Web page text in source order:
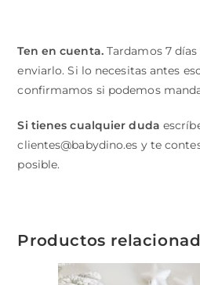
Ten en cuenta. Tardamos 7
enviarlo. Si lo necesitas antes
confirmamos si podemos
Si tienes cualquier duda
clientes@babydino.es y te
posible.
Productos